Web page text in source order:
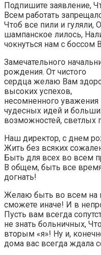
Подпишите заявление,
Всем работать
Чтоб все пили и гуляли,
шампанское лилось,
чокнуться нам с боссом
Замечательного
рождения. От чистого
сердца желаю Вам
высоких успехов,
несомненного уважения
чудесных идей и
возможностей, светлых
Наш директор, с днем
Жить без всяких
Быть для всех во всем
В общем, быть все
догнать!
Желаю быть во всем на
сможете иначе! И в
Пусть вам всегда
не знать больничных,
вторым «я»! Ну и,
дома вас всегда ждала